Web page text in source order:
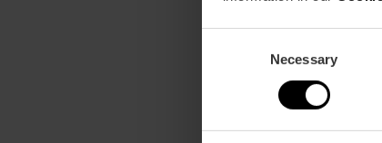
Necessary